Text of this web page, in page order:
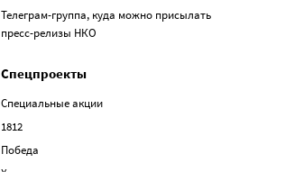
Телеграм-группа, куда можно присылать
пресс-релизы НКО
Спецпроекты
Специальные акции
1812
Победа